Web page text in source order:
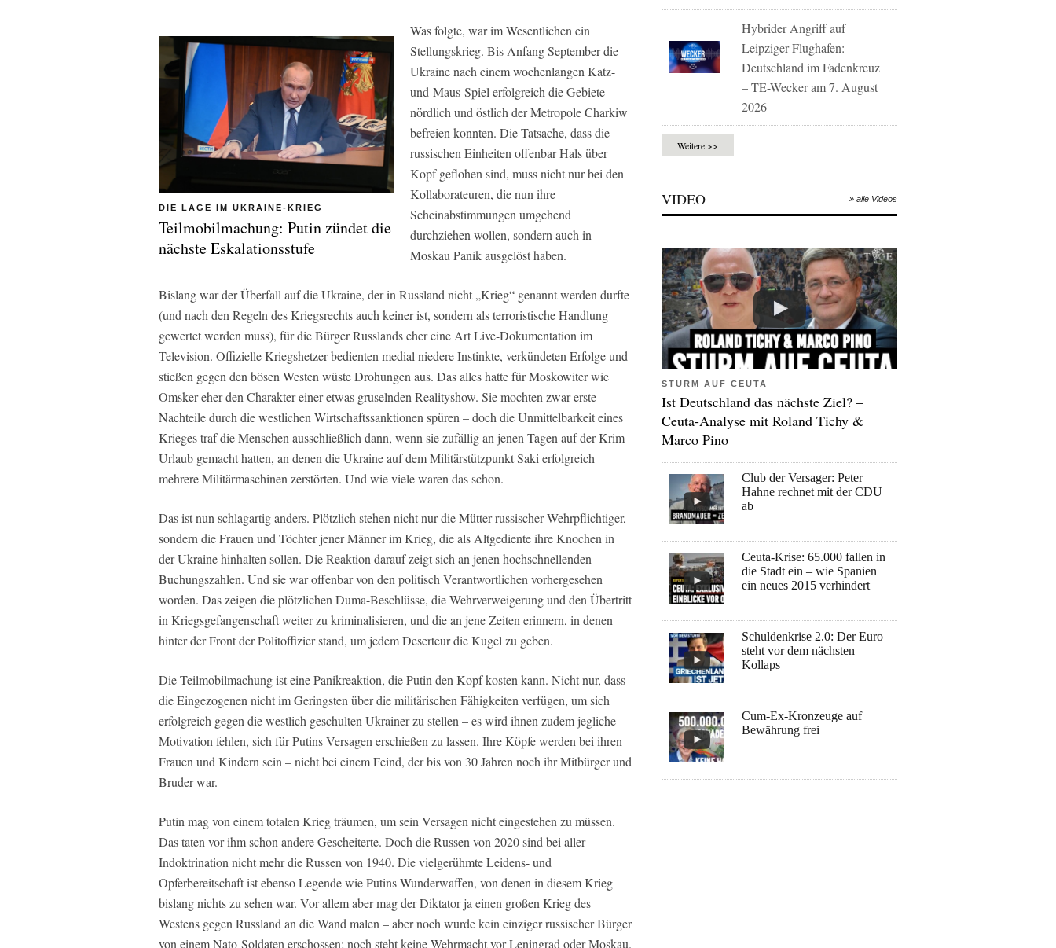
DIE LAGE IM UKRAINE-KRIEG
Teilmobilmachung: Putin zündet die
nächste Eskalationsstufe
Was folgte, war im Wesentlichen ein
Stellungskrieg. Bis Anfang September die
Ukraine nach einem wochenlangen Katz-
und-Maus-Spiel erfolgreich die Gebiete
nördlich und östlich der Metropole Charkiw
befreien konnten. Die Tatsache, dass die
russischen Einheiten offenbar Hals über
Kopf geflohen sind, muss nicht nur bei den
Kollaborateuren, die nun ihre
Scheinabstimmungen umgehend
durchziehen wollen, sondern auch in
Moskau Panik ausgelöst haben.
Bislang war der Überfall auf die Ukraine, der in Russland nicht „Krieg“ genannt werden durfte
(und nach den Regeln des Kriegsrechts auch keiner ist, sondern als terroristische Handlung
gewertet werden muss), für die Bürger Russlands eher eine Art Live-Dokumentation im
Television. Offizielle Kriegshetzer bedienten medial niedere Instinkte, verkündeten Erfolge und
stießen gegen den bösen Westen wüste Drohungen aus. Das alles hatte für Moskowiter wie
Omsker eher den Charakter einer etwas gruselnden Realityshow. Sie mochten zwar erste
Nachteile durch die westlichen Wirtschaftssanktionen spüren – doch die Unmittelbarkeit eines
Krieges traf die Menschen ausschließlich dann, wenn sie zufällig an jenen Tagen auf der Krim
Urlaub gemacht hatten, an denen die Ukraine auf dem Militärstützpunkt Saki erfolgreich
mehrere Militärmaschinen zerstörten. Und wie viele waren das schon.
Das ist nun schlagartig anders. Plötzlich stehen nicht nur die Mütter russischer Wehrpflichtiger,
sondern die Frauen und Töchter jener Männer im Krieg, die als Altgediente ihre Knochen in
der Ukraine hinhalten sollen. Die Reaktion darauf zeigt sich an jenen hochschnellenden
Buchungszahlen. Und sie war offenbar von den politisch Verantwortlichen vorhergesehen
worden. Das zeigen die plötzlichen Duma-Beschlüsse, die Wehrverweigerung und den Übertritt
in Kriegsgefangenschaft weiter zu kriminalisieren, und die an jene Zeiten erinnern, in denen
hinter der Front der Politoffizier stand, um jedem Deserteur die Kugel zu geben.
Die Teilmobilmachung ist eine Panikreaktion, die Putin den Kopf kosten kann. Nicht nur, dass
die Eingezogenen nicht im Geringsten über die militärischen Fähigkeiten verfügen, um sich
erfolgreich gegen die westlich geschulten Ukrainer zu stellen – es wird ihnen zudem jegliche
Motivation fehlen, sich für Putins Versagen erschießen zu lassen. Ihre Köpfe werden bei ihren
Frauen und Kindern sein – nicht bei einem Feind, der bis von 30 Jahren noch ihr Mitbürger und
Bruder war.
Putin mag von einem totalen Krieg träumen, um sein Versagen nicht eingestehen zu müssen.
Das taten vor ihm schon andere Gescheiterte. Doch die Russen von 2020 sind bei aller
Indoktrination nicht mehr die Russen von 1940. Die vielgerühmte Leidens- und
Opferbereitschaft ist ebenso Legende wie Putins Wunderwaffen, von denen in diesem Krieg
bislang nichts zu sehen war. Vor allem aber mag der Diktator ja einen großen Krieg des
Westens gegen Russland an die Wand malen – aber noch wurde kein einziger russischer Bürger
von einem Nato-Soldaten erschossen; noch steht keine Wehrmacht vor Leningrad oder Moskau.
Hybrider Angriff auf
Leipziger Flughafen:
Deutschland im Fadenkreuz
– TE-Wecker am 7. August
2026
Weitere >>
VIDEO » alle Videos
STURM AUF CEUTA
Ist Deutschland das nächste Ziel? –
Ceuta-Analyse mit Roland Tichy &
Marco Pino
Club der Versager: Peter
Hahne rechnet mit der CDU
ab
Ceuta-Krise: 65.000 fallen in
die Stadt ein – wie Spanien
ein neues 2015 verhindert
Schuldenkrise 2.0: Der Euro
steht vor dem nächsten
Kollaps
Cum-Ex-Kronzeuge auf
Bewährung frei